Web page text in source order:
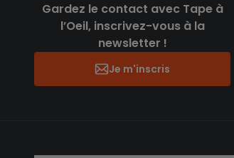
Gardez le contact avec Tape à
l’Oeil, inscrivez-vous à la
newsletter !
Je m'inscris